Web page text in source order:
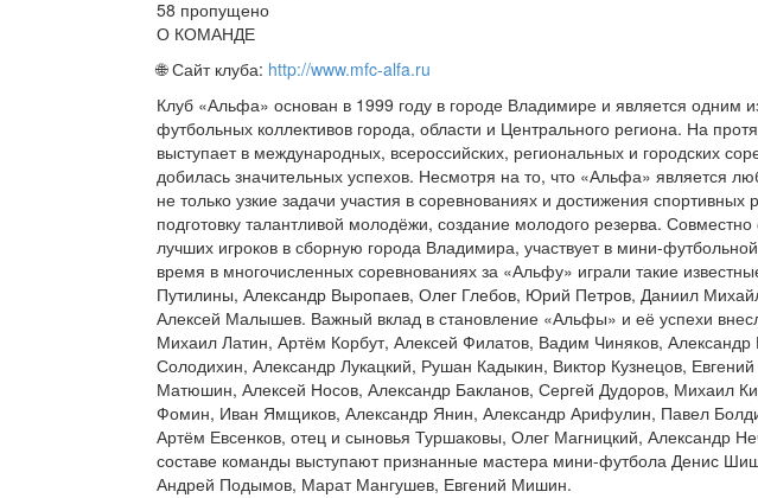
58 пропущено
О КОМАНДЕ
🌐 Сайт клуба: http://www.mfc-alfa.ru
Клуб «Альфа» основан в 1999 году в городе Владимире и является одним
футбольных коллективов города, области и Центрального региона. На
выступает в международных, всероссийских, региональных и городских
добилась значительных успехов. Несмотря на то, что «Альфа» является
не только узкие задачи участия в соревнованиях и достижения спортивных
подготовку талантливой молодёжи, создание молодого резерва.
лучших игроков в сборную города Владимира, участвует в мини-
время в многочисленных соревнованиях за «Альфу» играли такие
Путилины, Александр Выропаев, Олег Глебов, Юрий Петров, Даниил
Алексей Малышев. Важный вклад в становление «Альфы» и её успехи
Михаил Латин, Артём Корбут, Алексей Филатов, Вадим Чиняков,
Солодихин, Александр Лукацкий, Рушан Кадыкин, Виктор Кузнецов,
Матюшин, Алексей Носов, Александр Бакланов, Сергей Дудоров, Михаил
Фомин, Иван Ямщиков, Александр Янин, Александр Арифулин, Павел
Артём Евсенков, отец и сыновья Туршаковы, Олег Магницкий, Александр
составе команды выступают признанные мастера мини-футбола Денис
Андрей Подымов, Марат Мангушев, Евгений Мишин.